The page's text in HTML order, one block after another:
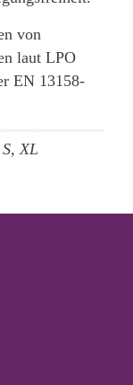
von
laut LPO
EN 13158-
XL